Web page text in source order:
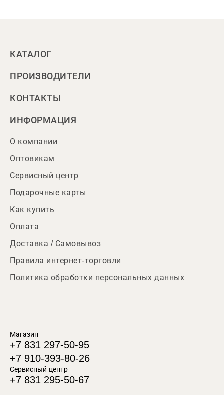
КАТАЛОГ
ПРОИЗВОДИТЕЛИ
КОНТАКТЫ
ИНФОРМАЦИЯ
О компании
Оптовикам
Сервисный центр
Подарочные карты
Как купить
Оплата
Доставка / Самовывоз
Правила интернет-торговли
Политика обработки персональных данных
Магазин
+7 831 297-50-95
+7 910-393-80-26
Сервисный центр
+7 831 295-50-67